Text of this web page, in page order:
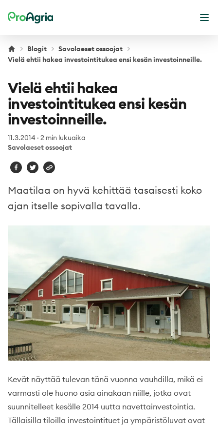
ProAgria
Blogit
Savolaeset ossoojat
Vielä ehtii hakea investointitukea ensi kesän investoinneille.
Vielä ehtii hakea
investointitukea ensi kesän
investoinneille.
11.3.2014 · 2 min lukuaika
Savolaeset ossoojat
Maatilaa on hyvä kehittää tasaisesti koko
ajan itselle sopivalla tavalla.
Kevät näyttää tulevan tänä vuonna vauhdilla, mikä ei
varmasti ole huono asia ainakaan niille, jotka ovat
suunnitelleet kesälle 2014 uutta navettainvestointia.
Tällaisilla tiloilla investointituet ja ympäristöluvat ovat